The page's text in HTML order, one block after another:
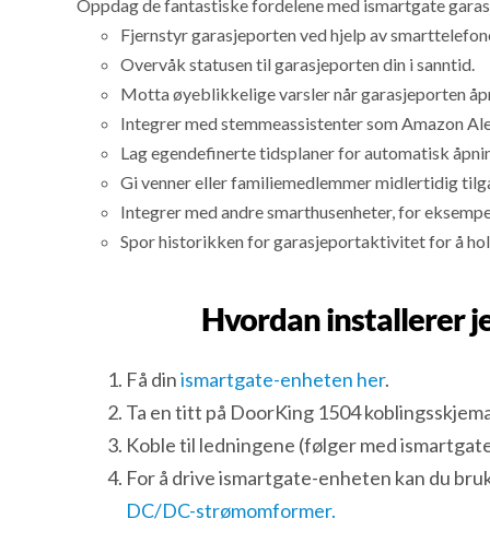
Oppdag de fantastiske fordelene med ismartgate
Fjernstyr garasjeporten ved hjelp av
Overvåk statusen til garasjeporten din i sanntid.
Motta øyeblikkelige varsler når garasjeporten
Integrer med stemmeassistenter som Amazon
Lag egendefinerte tidsplaner for automatisk
Gi venner eller familiemedlemmer midlertidig
Integrer med andre smarthusenheter, for
Spor historikken for garasjeportaktivitet for å
Hvordan installerer
Få dinismartgate-enheten her.
Ta en titt på DoorKing 1504
Koble til ledningene (følger med
For å drive ismartgate-enheten kan du
DC/DC-strømomformer.